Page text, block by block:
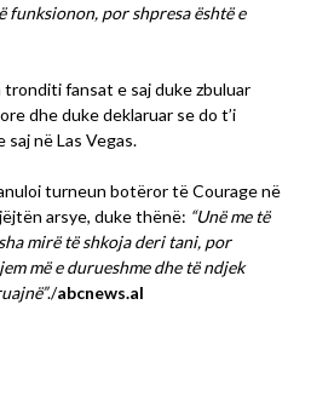
funksionon, por shpresa është e
fansat e saj duke zbuluar
dhe duke deklaruar se do t’i
në Las Vegas.
turneun botëror të Courage në
arsye, duke thënë: “Unë me të
mirë të shkoja deri tani, por
më e durueshme dhe të ndjek
./abcnews.al